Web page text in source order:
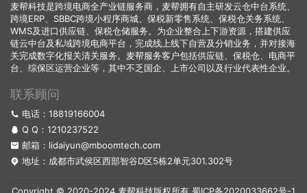
麦帮科技是跨境电商全产业链服务商，麦帮拥有自主研发云仓中台系统、
跨境ERP、SBBC跨境小程序商城、保税新零售系统、保税仓关务系统、
WMS及进口供应链、保税仓储服务。为企业整合上下游资源，搭建供应
链云中台及私域跨境电商平台，完成线上线下自营及分销业务，并对接海
关完成数字化报关清关服务。麦帮服务客户包括供应链、保税仓、电商平
台、综保区运营企业等，其中不乏国企、上市公司以及行业代表性企业。
联系顾问
电话：18819166004
Q Q： 1210237522
邮箱：lidaiyun@mboomtech.com
地址：成都市武侯区西部智谷D区5栋2单元301.302号